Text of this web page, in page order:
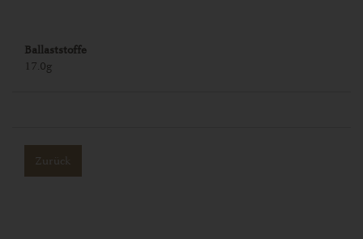
Ballaststoffe
17.0g
Zurück